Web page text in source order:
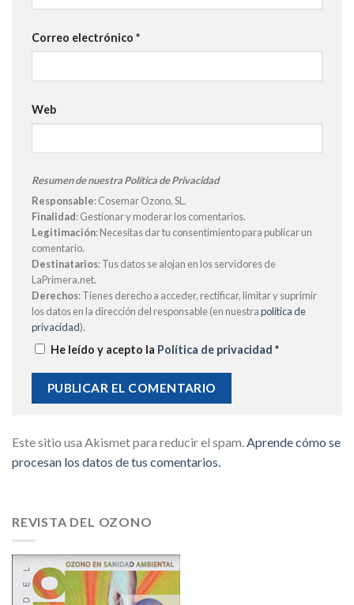
Correo electrónico *
Web
Resumen de nuestra Política de Privacidad
Responsable: Cosemar Ozono, SL.
Finalidad: Gestionar y moderar los comentarios.
Legitimación: Necesitas dar tu consentimiento para publicar un
comentario.
Destinatarios: Tus datos se alojan en los servidores de
LaPrimera.net.
Derechos: Tienes derecho a acceder, rectificar, limitar y suprimir
los datos en la dirección del responsable (en nuestrapolítica de
privacidad).
He leído y acepto la Política de privacidad *
Este sitio usa Akismet para reducir el spam.Aprende cómo se
procesan los datos de tus comentarios.
REVISTA DEL OZONO